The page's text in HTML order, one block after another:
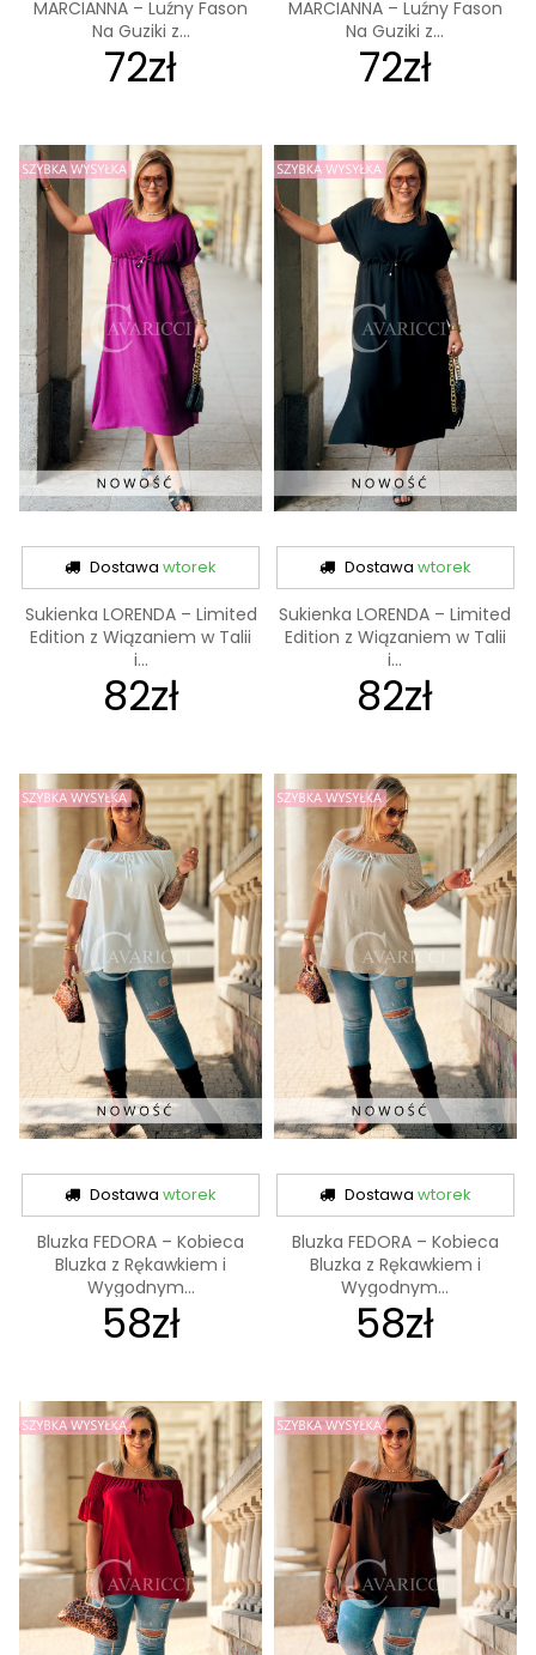
MARCIANNA – Luźny Fason
Na Guziki z...
72zł
MARCIANNA – Luźny Fason
Na Guziki z...
72zł
Dostawawtorek
Sukienka LORENDA – Limited
Edition z Wiązaniem w Talii
i...
82zł
Dostawa wtorek
Sukienka LORENDA – Limited
Edition z Wiązaniem w Talii
i...
82zł
Dostawawtorek
Bluzka FEDORA – Kobieca
Bluzka z Rękawkiem i
Wygodnym...
58zł
Dostawa wtorek
Bluzka FEDORA – Kobieca
Bluzka z Rękawkiem i
Wygodnym...
58zł